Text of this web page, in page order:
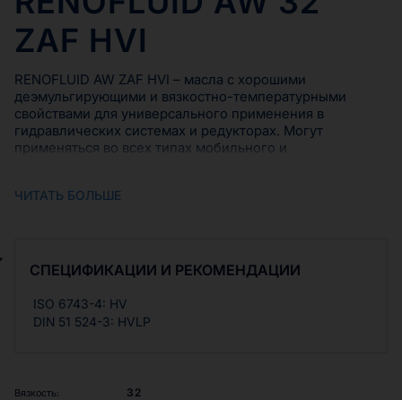
ZAF HVI
RENOFLUID AW ZAF HVI – масла с хорошими
деэмульгирующими и вязкостно-температурными
свойствами для универсального применения в
гидравлических системах и редукторах. Могут
применяться во всех типах мобильного и
DIN 51524-3 (HV ISO 6743-4). RENOFLUID AW ZAF HVI
ЧИТАТЬ БОЛЬШЕ
СПЕЦИФИКАЦИИ И РЕКОМЕНДАЦИИ
ISO 6743-4: HV
DIN 51 524-3: HVLP
Вязкость: 32